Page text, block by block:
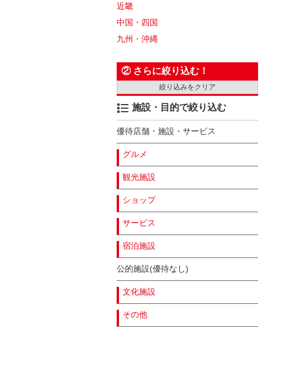
近畿
中国・四国
九州・沖縄
② さらに絞り込む！
絞り込みをクリア
施設・目的で絞り込む
優待店舗・施設・サービス
グルメ
観光施設
ショップ
サービス
宿泊施設
公的施設(優待なし)
文化施設
その他